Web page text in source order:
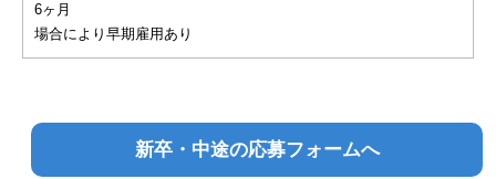
6ヶ月
場合により早期雇用あり
新卒・中途の応募フォームへ